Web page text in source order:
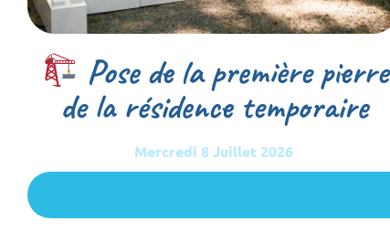
Pose de la première pierre
de la résidence temporaire
Mercredi 8 Juillet 2026